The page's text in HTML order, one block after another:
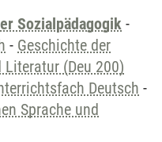
Sozialpädagogik -
- Geschichte der
Literatur (Deu 200)
Deutsch -
Sprache und